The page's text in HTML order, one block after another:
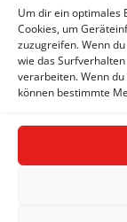
Um dir ein optimales
Cookies, um
zuzugreifen. Wenn
wie das
verarbeiten. Wenn
können bestimmte
Babesien
Babesien